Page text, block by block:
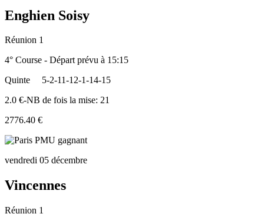
Enghien Soisy
Réunion 1
4° Course - Départ prévu à 15:15
Quinte
5-2-11-12-1-14-15
2.0 €-NB de fois la mise: 21
2776.40 €
vendredi 05 décembre
Vincennes
Réunion 1